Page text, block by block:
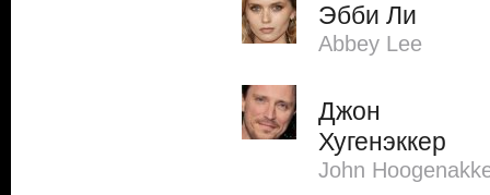
Эбби Ли
Abbey Lee
Джон
Хугенэккер
John